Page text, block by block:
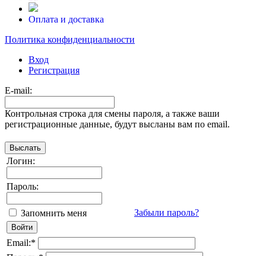
Оплата и доставка
Политика конфиденциальности
Вход
Регистрация
E-mail:
Контрольная строка для смены пароля, а также ваши
регистрационные данные, будут высланы вам по email.
Логин:
Пароль:
Запомнить меня Забыли пароль?
Email:*